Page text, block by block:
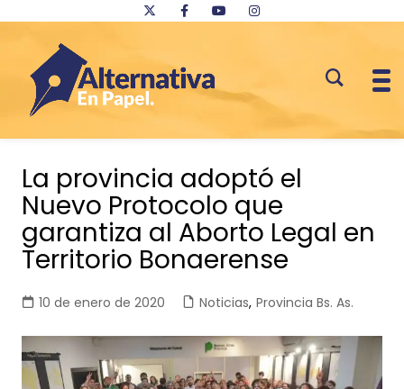
contenido
La provincia adoptó el
Nuevo Protocolo que
garantiza al Aborto Legal en
Territorio Bonaerense
10 de enero de 2020 Noticias, Provincia Bs. As.